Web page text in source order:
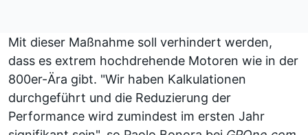
Mit dieser Maßnahme soll verhindert werden,
dass es extrem hochdrehende Motoren wie in der
800er-Ära gibt. "Wir haben Kalkulationen
durchgeführt und die Reduzierung der
Performance wird zumindest im ersten Jahr